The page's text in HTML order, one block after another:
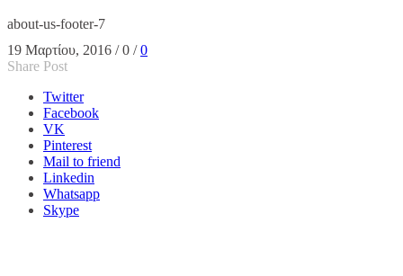
about-us-footer-7
19 Μαρτίου, 2016 / 0 / 0
Share Post
Twitter
Facebook
VK
Pinterest
Mail to friend
Linkedin
Whatsapp
Skype